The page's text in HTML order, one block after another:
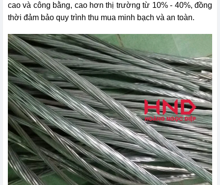
cao và công bằng, cao hơn thị trường từ 10% - 40%, đồng
thời đảm bảo quy trình thu mua minh bạch và an toàn.